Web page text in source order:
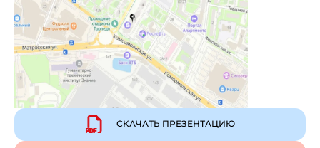
СКАЧАТЬ ПРЕЗЕНТАЦИЮ